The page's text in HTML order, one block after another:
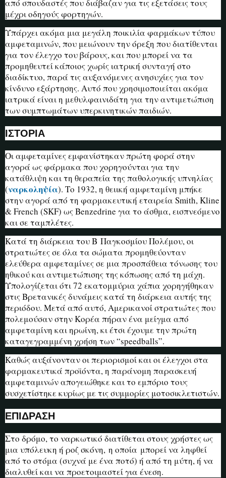
από σπουδαστές που διάβαζαν για τις εξετάσεις τους
μέχρι οδηγούς φορτηγών.
Υπάρχει ακόμα μια μεγάλη ποικιλία φαρμάκων τύπου
αμφεταμινών, που μειώνουν την όρεξη που διατίθενται
για τον έλεγχο του βάρους, και που μπορεί να τα
προμηθευτεί κάποιος χωρίς ιατρική συνταγή στο
διαδίκτυο, παρά τις αυξανόμενες ανησυχίες για τον
κίνδυνο εξάρτησης. Αυτό που χρησιμοποιείται ακόμα
ιατρικά είναι η μεθυλφαινιδάτη για την αντιμετώπιση
των συμπτωμάτων υπερκινητικών παιδιών.
ΙΣΤΟΡΙΑ
Οι αμφεταμίνες εμφανίστηκαν πρώτη φορά στην
αγορά ως φάρμακα που χορηγούνται για την
κατάθλιψη και τη θεραπεία της παθολογικής υπνηλίας
(ναρκοληψία). Το 1932, η θειική αμφεταμίνη μπήκε
στην αγορά από τη φαρμακευτική εταιρεία Smith, Kline
& French (SKF) ως Benzedrine για το άσθμα, εισπνεόμενο
και σε ταμπλέτες.
Κατά τη διάρκεια του Β Παγκοσμίου Πολέμου, οι
στρατιώτες σε όλα τα σώματα προμηθεύονταν
ελεύθερα αμφεταμίνες σε μια προσπάθεια τόνωσης του
ηθικού και αντιμετώπισης της κόπωσης από τη μάχη.
Υπολογίζεται ότι 72 εκατομμύρια χάπια χορηγήθηκαν
στις Βρετανικές δυνάμεις κατά τη διάρκεια αυτής της
περιόδου. Μετά από αυτό, Αμερικανοί στρατιώτες που
πολεμούσαν στην Κορέα πήραν ένα μείγμα από
αμφεταμίνη και ηρωίνη, κι έτσι έχουμε την πρώτη
καταγεγραμμένη χρήση των “speedballs”.
Καθώς αυξάνονταν οι περιορισμοί και οι έλεγχοι στα
φαρμακευτικά προϊόντα, η παράνομη παρασκευή
αμφεταμινών απογειώθηκε και το εμπόριο τους
συσχετίστηκε κυρίως με τις συμμορίες μοτοσικλετιστών.
ΕΠΙΔΡΑΣΗ
Στο δρόμο, το ναρκωτικό διατίθεται στους χρήστες ως
μια υπόλευκη ή ροζ σκόνη, η οποία μπορεί να ληφθεί
από το στόμα (συχνά με ένα ποτό) ή από τη μύτη, ή να
διαλυθεί και να προετοιμαστεί για ένεση.